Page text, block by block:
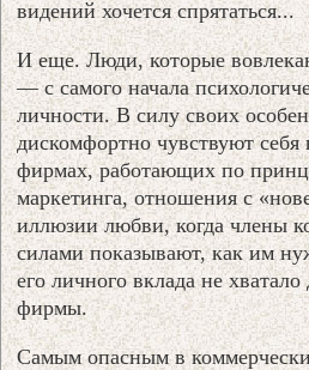
видений хочется спрятаться...
И еще. Люди, которые
— с самого начала
личности. В силу своих
дискомфортно чувствуют себя
фирмах, работающих по
маркетинга, отношения с
иллюзии любви, когда члены
силами показывают, как им
его личного вклада не
фирмы.
Самым опасным в